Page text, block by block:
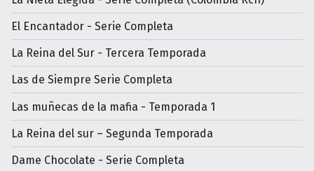
El Encantador - Serie Completa
La Reina del Sur - Tercera Temporada
Las de Siempre Serie Completa
Las muñecas de la mafia - Temporada 1
La Reina del sur – Segunda Temporada
Dame Chocolate - Serie Completa